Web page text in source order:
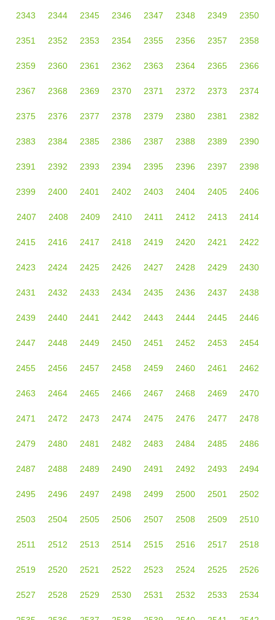
2343 2344 2345 2346 2347 2348 2349 2350
2351 2352 2353 2354 2355 2356 2357 2358
2359 2360 2361 2362 2363 2364 2365 2366
2367 2368 2369 2370 2371 2372 2373 2374
2375 2376 2377 2378 2379 2380 2381 2382
2383 2384 2385 2386 2387 2388 2389 2390
2391 2392 2393 2394 2395 2396 2397 2398
2399 2400 2401 2402 2403 2404 2405 2406
2407 2408 2409 2410 2411 2412 2413 2414
2415 2416 2417 2418 2419 2420 2421 2422
2423 2424 2425 2426 2427 2428 2429 2430
2431 2432 2433 2434 2435 2436 2437 2438
2439 2440 2441 2442 2443 2444 2445 2446
2447 2448 2449 2450 2451 2452 2453 2454
2455 2456 2457 2458 2459 2460 2461 2462
2463 2464 2465 2466 2467 2468 2469 2470
2471 2472 2473 2474 2475 2476 2477 2478
2479 2480 2481 2482 2483 2484 2485 2486
2487 2488 2489 2490 2491 2492 2493 2494
2495 2496 2497 2498 2499 2500 2501 2502
2503 2504 2505 2506 2507 2508 2509 2510
2511 2512 2513 2514 2515 2516 2517 2518
2519 2520 2521 2522 2523 2524 2525 2526
2527 2528 2529 2530 2531 2532 2533 2534